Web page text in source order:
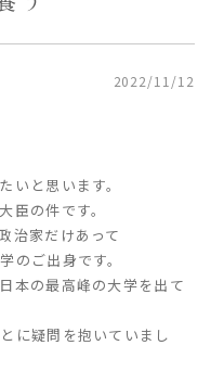
2022/11/12
いと思います。
臣の件です。
治家だけあって
のご出身です。
本の最高峰の大学を出て
に疑問を抱いていまし